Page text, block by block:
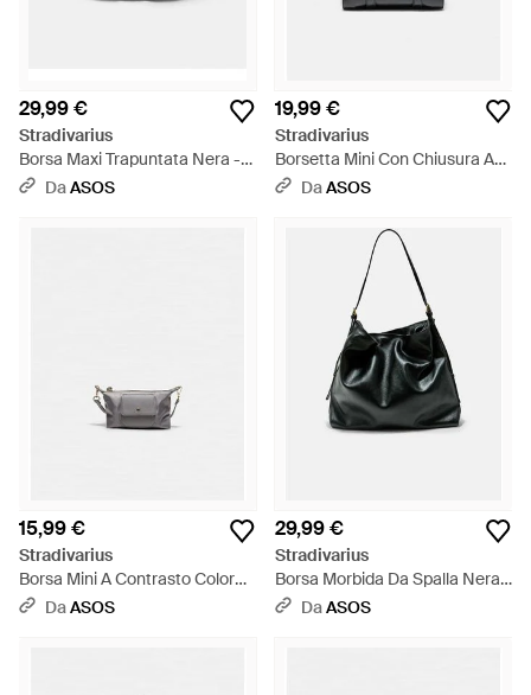
29,99 €
Stradivarius
Borsa Maxi Trapuntata Nera -
NeroDaASOS
19,99 €
Stradivarius
Borsetta Mini Con Chiusura A
Clip Nera - Nero
DaASOS
15,99 €
Stradivarius
Borsa Mini A Contrasto Color
Pietra - Bianco
DaASOS
29,99 €
Stradivarius
Borsa Morbida Da Spalla Nera -
NeroDaASOS